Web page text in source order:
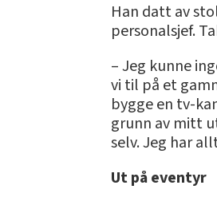
Han datt av
personalsjef.
– Jeg kunne
vi til på et
bygge en tv-
grunn av mitt
selv. Jeg har
Ut på eventyr